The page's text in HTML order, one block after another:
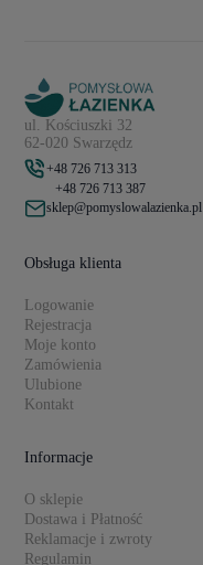
ul. Kościuszki 32
62-020 Swarzędz
+48 726 713 313
+48 726 713 387
sklep@pomyslowalazienka.pl
Obsługa klienta
Logowanie
Rejestracja
Moje konto
Zamówienia
Ulubione
Kontakt
Informacje
O sklepie
Dostawa i Płatność
Reklamacje i zwroty
Regulamin